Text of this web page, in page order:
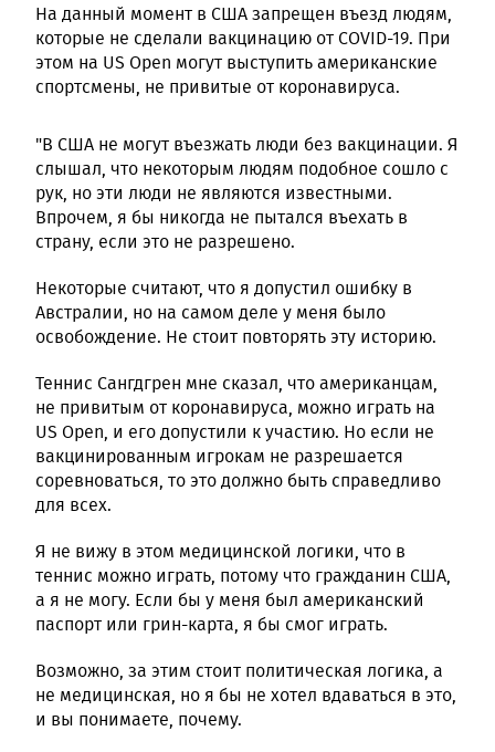
На данный момент в США запрещен въезд людям,
которые не сделали вакцинацию от COVID-19. При
этом на US Open могут выступить американские
спортсмены, не привитые от коронавируса.
"В США не могут въезжать люди без вакцинации. Я
слышал, что некоторым людям подобное сошло с
рук, но эти люди не являются известными.
Впрочем, я бы никогда не пытался въехать в
страну, если это не разрешено.
Некоторые считают, что я допустил ошибку в
Австралии, но на самом деле у меня было
освобождение. Не стоит повторять эту историю.
Теннис Сангдгрен мне сказал, что американцам,
не привитым от коронавируса, можно играть на
US Open, и его допустили к участию. Но если не
вакцинированным игрокам не разрешается
соревноваться, то это должно быть справедливо
для всех.
Я не вижу в этом медицинской логики, что в
теннис можно играть, потому что гражданин США,
а я не могу. Если бы у меня был американский
паспорт или грин-карта, я бы смог играть.
Возможно, за этим стоит политическая логика, а
не медицинская, но я бы не хотел вдаваться в это,
и вы понимаете, почему.